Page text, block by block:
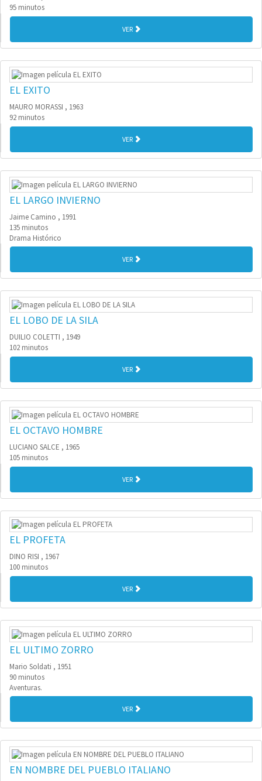
95 minutos
VER
EL EXITO
MAURO MORASSI , 1963
92 minutos
VER
EL LARGO INVIERNO
Jaime Camino , 1991
135 minutos
Drama Histórico
VER
EL LOBO DE LA SILA
DUILIO COLETTI , 1949
102 minutos
VER
EL OCTAVO HOMBRE
LUCIANO SALCE , 1965
105 minutos
VER
EL PROFETA
DINO RISI , 1967
100 minutos
VER
EL ULTIMO ZORRO
Mario Soldati , 1951
90 minutos
Aventuras.
VER
EN NOMBRE DEL PUEBLO ITALIANO